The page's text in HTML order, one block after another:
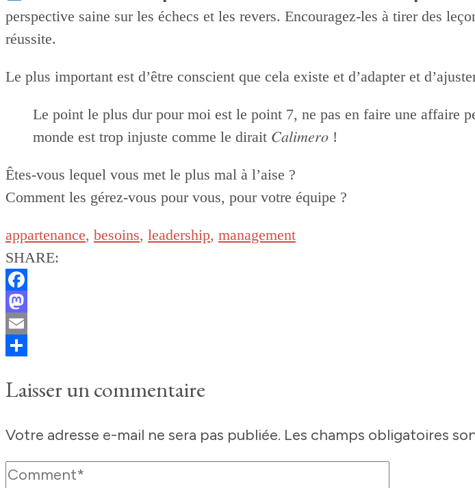
perspective saine sur les échecs et les revers. Encouragez-les à tirer des
réussite.
Le plus important est d’être conscient que cela existe et d’adapter et
Le point le plus dur pour moi est le point 7, ne pas en faire une affaire
monde est trop injuste comme le dirait 𝐶𝑎𝑙𝑖𝑚𝑒𝑟𝑜 !
Êtes-vous lequel vous met le plus mal à l’aise ?
Comment les gérez-vous pour vous, pour votre équipe ?
appartenance, besoins, leadership, management
SHARE:
Facebook
Mastodon
Email
Laisser un commentaire
Votre adresse e-mail ne sera pas publiée. Les champs obligatoires